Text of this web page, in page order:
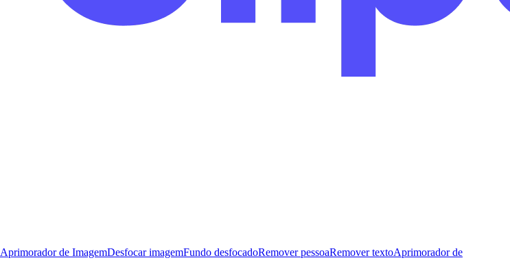
Aprimorador de ImagemDesfocar imagemFundo desfocadoRemover pessoaRemover textoAprimorador de